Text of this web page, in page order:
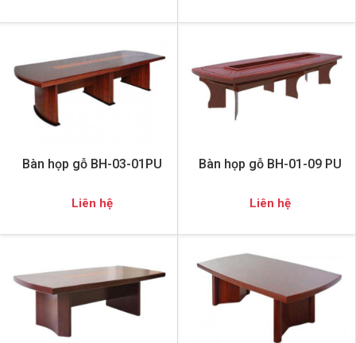
Bàn họp gỗ BH-03-01PU
Liên hệ
Bàn họp gỗ BH-01-09 PU
Liên hệ